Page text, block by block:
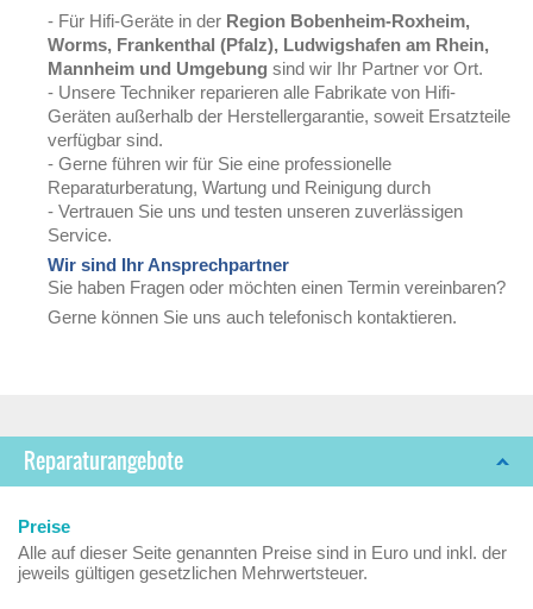
- Für Hifi-Geräte in der Region Bobenheim-Roxheim,
Worms, Frankenthal (Pfalz), Ludwigshafen am Rhein,
Mannheim und Umgebung sind wir Ihr Partner vor Ort.
- Unsere Techniker reparieren alle Fabrikate von Hifi-
Geräten außerhalb der Herstellergarantie, soweit Ersatzteile
verfügbar sind.
- Gerne führen wir für Sie eine professionelle
Reparaturberatung, Wartung und Reinigung durch
- Vertrauen Sie uns und testen unseren zuverlässigen
Service.
Wir sind Ihr Ansprechpartner
Sie haben Fragen oder möchten einen Termin vereinbaren?
Gerne können Sie uns auch telefonisch kontaktieren.
Reparaturangebote
Preise
Alle auf dieser Seite genannten Preise sind in Euro und inkl. der
jeweils gültigen gesetzlichen Mehrwertsteuer.